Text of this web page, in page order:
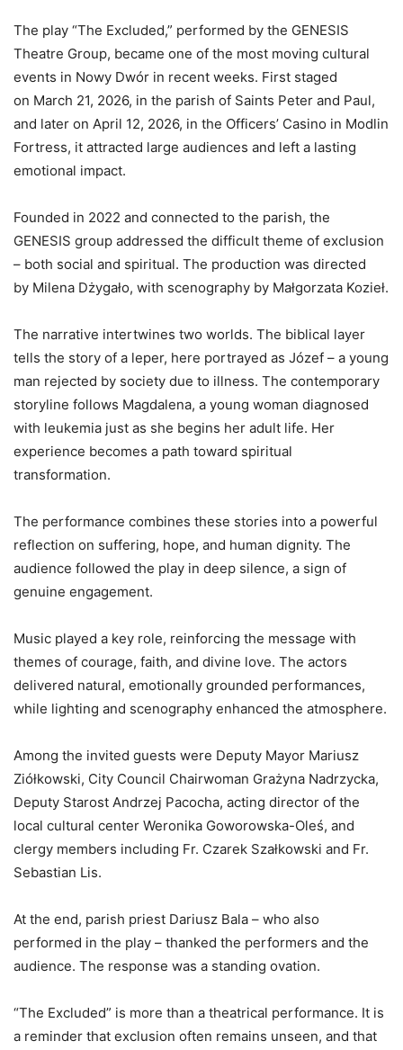
The play “The Excluded,” performed by the GENESIS
Theatre Group, became one of the most moving cultural
events in Nowy Dwór in recent weeks. First staged
on March 21, 2026, in the parish of Saints Peter and Paul,
and later on April 12, 2026, in the Officers’ Casino in Modlin
Fortress, it attracted large audiences and left a lasting
emotional impact.
Founded in 2022 and connected to the parish, the
GENESIS group addressed the difficult theme of exclusion
– both social and spiritual. The production was directed
by Milena Dżygało, with scenography by Małgorzata Kozieł.
The narrative intertwines two worlds. The biblical layer
tells the story of a leper, here portrayed as Józef – a young
man rejected by society due to illness. The contemporary
storyline follows Magdalena, a young woman diagnosed
with leukemia just as she begins her adult life. Her
experience becomes a path toward spiritual
transformation.
The performance combines these stories into a powerful
reflection on suffering, hope, and human dignity. The
audience followed the play in deep silence, a sign of
genuine engagement.
Music played a key role, reinforcing the message with
themes of courage, faith, and divine love. The actors
delivered natural, emotionally grounded performances,
while lighting and scenography enhanced the atmosphere.
Among the invited guests were Deputy Mayor Mariusz
Ziółkowski, City Council Chairwoman Grażyna Nadrzycka,
Deputy Starost Andrzej Pacocha, acting director of the
local cultural center Weronika Goworowska-Oleś, and
clergy members including Fr. Czarek Szałkowski and Fr.
Sebastian Lis.
At the end, parish priest Dariusz Bala – who also
performed in the play – thanked the performers and the
audience. The response was a standing ovation.
“The Excluded” is more than a theatrical performance. It is
a reminder that exclusion often remains unseen, and that